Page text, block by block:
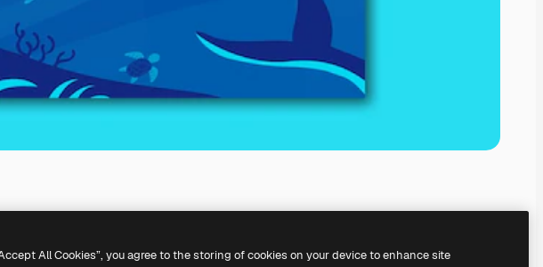
All Cookies”, you agree to the storing of cookies on your device to enhance site